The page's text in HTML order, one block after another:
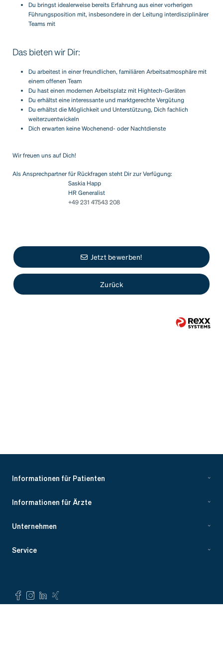
Du bringst idealerweise bereits Erfahrung aus einer vorherigen
Führungsposition mit, insbesondere in der Leitung interdisziplinärer
Teams mit
Das bieten wir Dir:
Du arbeitest in einer freundlichen, familiären Arbeitsatmosphäre mit
einem offenen Team
Du hast einen modernen Arbeitsplatz mit Hightech-Geräten
Du erhältst eine interessante und marktgerechte Vergütung
Du erhältst die Möglichkeit und Unterstützung, Dich fachlich
weiterzuentwickeln
Dich erwarten keine Wochenend- oder Nachtdienste
Wir freuen uns auf Dich!
Als Ansprechpartner für Rückfragen steht Dir zur Verfügung:
Saskia Happ
HR Generalist
+49 231 47543 208
Zurück
Jetzt bewerben!
Informationen für Patienten
Informationen für Ärzte
Unternehmen
Service